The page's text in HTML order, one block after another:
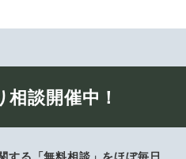
談開催中！